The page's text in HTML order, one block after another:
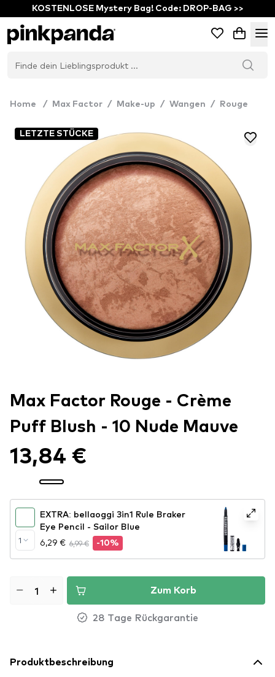
KOSTENLOSE Mystery Bag! Code: DROP-BAG >>
Home / Max Factor / Make-up / Wangen / Rouge
LETZTE STÜCKE
Max Factor Rouge - Crème
Puff Blush - 10 Nude Mauve
13,84 €
1
EXTRA: bellaoggi 3in1 Rule Braker
Eye Pencil - Sailor Blue
6,29 € 6,99 € -10%
Zum Korb
28 Tage Rückgarantie
Produktbeschreibung